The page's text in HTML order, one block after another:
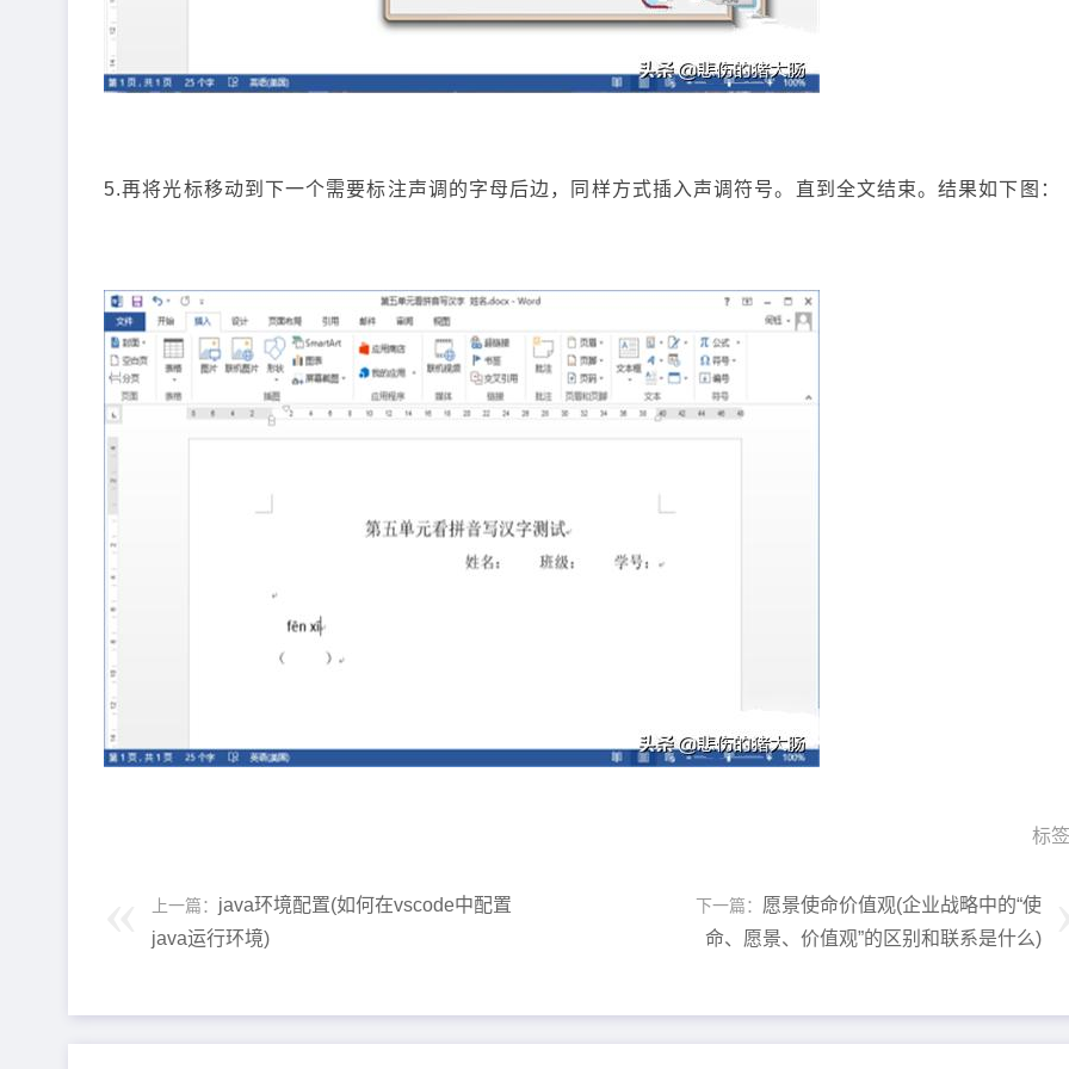
5.再将光标移动到下一个需要标注声调的字母后边，同样方式插入声调符号。直到全文结束。结果如下图：
标
上一篇： java环境配置(如何在vscode中配置
java运行环境)
下一篇： 愿景使命价值观(企业战略中的“使
命、愿景、价值观”的区别和联系是什么)